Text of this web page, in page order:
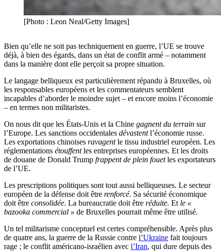
[Photo : Leon Neal/Getty Images]
Bien qu’elle ne soit pas techniquement en guerre, l’UE se trouve
déjà, à bien des égards, dans un état de conflit armé – notamment
dans la manière dont elle perçoit sa propre situation.
Le langage belliqueux est particulièrement répandu à Bruxelles, où
les responsables européens et les commentateurs semblent
incapables d’aborder le moindre sujet – et encore moins l’économie
– en termes non militaristes.
On nous dit que les États-Unis et la Chine gagnent du terrain sur
l’Europe. Les sanctions occidentales dévastentl’économie russe.
Les exportations chinoises ravagentle tissu industriel européen. Les
réglementations étouffentles entreprises européennes. Et les droits
de douane de Donald Trump frappent de plein fouetles exportateurs
de l’UE.
Les prescriptions politiques sont tout aussi belliqueuses. Le secteur
européen de la défense doit être renforcé. Sa sécurité économique
doit être consolidée. La bureaucratie doit être réduite. Et le «
bazooka commercial » de Bruxelles pourrait même être utilisé.
Un tel militarisme conceptuel est certes compréhensible. Après plus
de quatre ans, la guerre de la Russie contre l’Ukraine fait toujours
rage ; le conflit américano-israélien avec l’Iran, qui dure depuis des